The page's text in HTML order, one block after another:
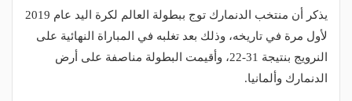
يذكر أن منتخب الدنمارك توج ببطولة العالم لكرة اليد عام 2019
لأول مرة في تاريخه، وذلك بعد تغلبه في المباراة النهائية على
النرويج بنتيجة 31-22، وأقيمت البطولة مناصفة على أرض
الدنمارك وألمانيا.